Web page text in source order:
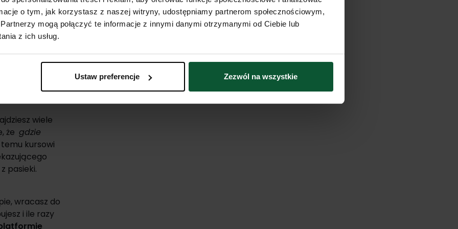
o tym, jak korzystasz z naszej witryny, udostępniamy partnerom społecznościowym,
mogą połączyć te informacje z innymi danymi otrzymanymi od Ciebie lub
z ich usług.
Ustaw preferencje Zezwól na wszystkie
trudności,
prowadzący
i
który setkom
wiele
że gdzie
temu kursowi
pasieki.
wracasz do
i ile razy